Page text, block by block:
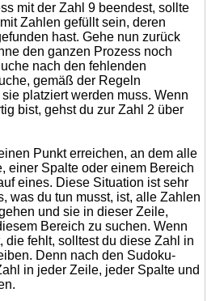
mit der Zahl 9 beendest, sollte
Zahlen gefüllt sein, deren
hast. Gehe nun zurück
den ganzen Prozess noch
nach den fehlenden
gemäß der Regeln
platziert werden muss. Wenn
bist, gehst du zur Zahl 2 über
Punkt erreichen, an dem alle
einer Spalte oder einem Bereich
eines. Diese Situation ist sehr
was du tun musst, ist, alle Zahlen
und sie in dieser Zeile,
Bereich zu suchen. Wenn
die fehlt, solltest du diese Zahl in
Denn nach den Sudoku-
in jeder Zeile, jeder Spalte und